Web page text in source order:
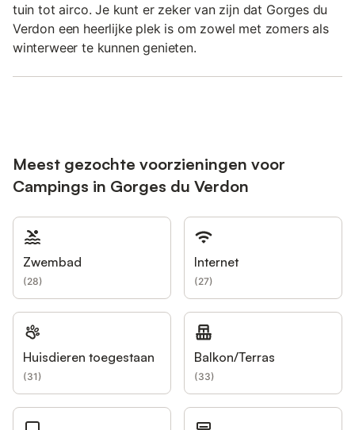
tuin tot airco. Je kunt er zeker van zijn dat Gorges du
Verdon een heerlijke plek is om zowel met zomers als
winterweer te kunnen genieten.
Meest gezochte voorzieningen voor
Campings in Gorges du Verdon
Zwembad
(28)
Internet
(27)
Huisdieren toegestaan
(31)
Balkon/Terras
(33)